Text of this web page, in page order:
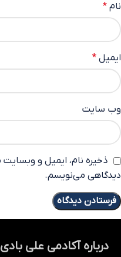
نام *
ایمیل *
وب‌ سایت
ذخیره نام، ایمیل و وبسایت
دیدگاهی می‌نویسم.
درباره آکادمی علی بادی